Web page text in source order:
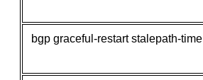
bgp graceful-restart stalepath-time